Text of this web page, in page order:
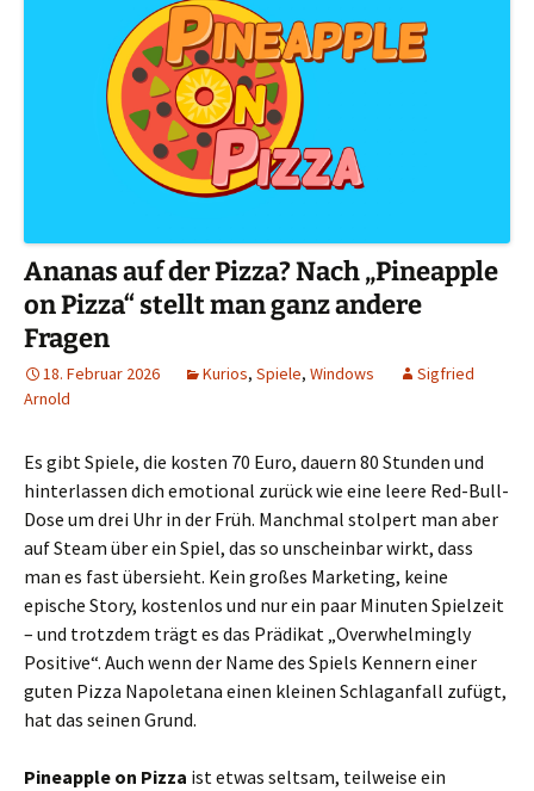
Ananas auf der Pizza? Nach „Pineapple
on Pizza“ stellt man ganz andere
Fragen
18. Februar 2026 Kurios, Spiele, Windows
Sigfried
Arnold
Es gibt Spiele, die kosten 70 Euro, dauern 80 Stunden und
hinterlassen dich emotional zurück wie eine leere Red-Bull-
Dose um drei Uhr in der Früh. Manchmal stolpert man aber
auf Steam über ein Spiel, das so unscheinbar wirkt, dass
man es fast übersieht. Kein großes Marketing, keine
epische Story, kostenlos und nur ein paar Minuten Spielzeit
– und trotzdem trägt es das Prädikat „Overwhelmingly
Positive“. Auch wenn der Name des Spiels Kennern einer
guten Pizza Napoletana einen kleinen Schlaganfall zufügt,
hat das seinen Grund.
Pineapple on Pizza ist etwas seltsam, teilweise ein